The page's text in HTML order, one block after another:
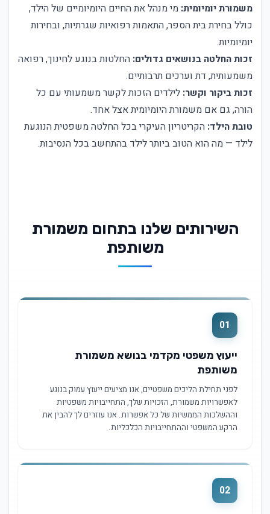
משמורת יומיומית: מי מנהל את החיים היומיומיים של הילד,
כולל בחירת בית הספר, התאמות רפואיות שגרתיות, ובחירות
יומיומיות.
זכות החלטה בנושאים גדולים: החלטות בנוגע לחינוך, רפואה
משמעותית, דת וערכים תרבותיים.
זכות ביקור וקשר: לילדים הזכות לקשר משמעותי עם כל
הורה, גם אם משמורת היומיומית אצל אחד.
טובת הילד: הקריטריון העיקרי בכל החלטה משפטית הנוגעת
לילד — מה הוא הטוב ביותר לילד בהתחשב בכל הנסיבות.
השירותים שלנו בתחום משמורת
משותפת
01
ייעוץ משפטי מקדמי בנושא משמורת
משותפת
לפני תחילת הליכים משפטיים, אנו מציעים ייעוץ עמוק בנוגע
לאפשרויות משמורת, הזכויות שלך, התחייבויות משפטיות
וההשלכות הממשיות של כל אפשרות. אנו עוזרים לך להבין את
הרקע המשפטי וההתחייבויות הכלכליות.
02